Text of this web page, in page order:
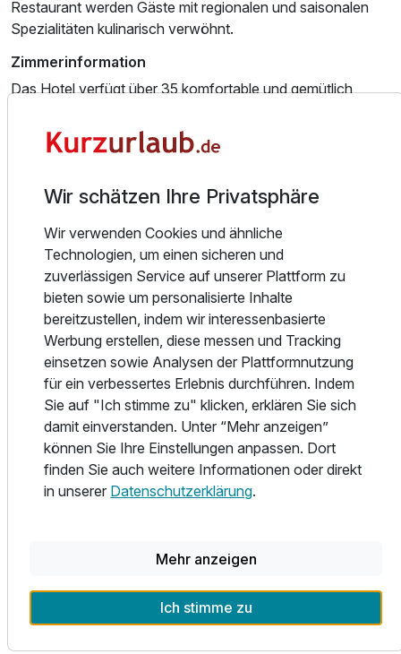
Doppelzimmer Standard
2 Erwachsene und 1 Kind
Ausstattung
Für 3 Tage p.P. ab202,03 €
Familienzimmer mit Verbindungstür
Restaurant werden Gäste mit regionalen und saisonalen
Spezialitäten kulinarisch verwöhnt.
Zimmerinformation
Das Hotel verfügt über 35 komfortable und gemütlich
alle bequem mit dem Fahrstuhl erreichbar sind. Vier
Familienzimmer mit Verbindungstür bieten ausreichend
eine Regendusche sowie eine Kaffeemaschine und einen
Kühlschrank (unbestückt).
Essen und Trinken
Das AaRa Hotel begrüßt Sie herzlich in seinem
hauseigenen Restaurant MaThie’s. In angenehmer und
gemütlicher Atmosphäre können Sie hier den Tag
entspannt ausklingen lassen und eine Auswahl an
regionalen Spezialitäten sowie passenden Getränken
genießen.
Die Küche verbindet klassische deutsche Gerichte mit
mediterranem Touch und sorgt für abwechslungsreiche
Am Freitag und Samstag finden regelmäßig Themenbuffet-
Schwerpunkte für besondere Genussmomente sorgen.
Wir schätzen Ihre Privatsphäre
Wir verwenden Cookies und ähnliche
Technologien, um einen sicheren und
zuverlässigen Service auf unserer Plattform zu
bieten sowie um personalisierte Inhalte
bereitzustellen, indem wir interessenbasierte
Werbung erstellen, diese messen und Tracking
einsetzen sowie Analysen der Plattformnutzung
für ein verbessertes Erlebnis durchführen. Indem
Sie auf "Ich stimme zu" klicken, erklären Sie sich
damit einverstanden. Unter “Mehr anzeigen”
können Sie Ihre Einstellungen anpassen. Dort
finden Sie auch weitere Informationen oder direkt
in unserer Datenschutzerklärung.
Mehr anzeigen
Ich stimme zu